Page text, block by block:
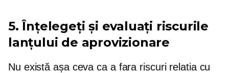
5. Înțelegeți și evaluați riscurile
lanțului de aprovizionare
Nu există așa ceva ca a fara riscurirelatia cu